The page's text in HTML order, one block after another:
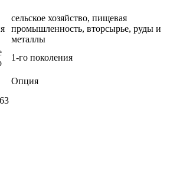
сельское хозяйство, пищевая
промышленность, вторсырье, руды и
металлы
1-го поколения
Опция
63